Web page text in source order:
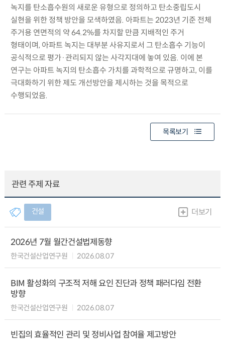
녹지를 탄소흡수원의 새로운 유형으로 정의하고 탄소중립도시
실현을 위한 정책 방안을 모색하였음. 아파트는 2023년 기준 전체
주거용 연면적의 약 64.2%를 차지할 만큼 지배적인 주거
형태이며, 아파트 녹지는 대부분 사유지로서 그 탄소흡수 기능이
공식적으로 평가·관리되지 않는 사각지대에 놓여 있음. 이에 본
연구는 아파트 녹지의 탄소흡수 가치를 과학적으로 규명하고, 이를
극대화하기 위한 제도 개선방안을 제시하는 것을 목적으로
수행되었음.
목록보기
관련 주제 자료
건설 더보기
2026년 7월 월간건설법제동향
한국건설산업연구원 2026.08.07
BIM 활성화의 구조적 저해 요인 진단과 정책 패러다임 전환
방향
한국건설산업연구원 2026.08.07
빈집의 효율적인 관리 및 정비사업 참여율 제고방안